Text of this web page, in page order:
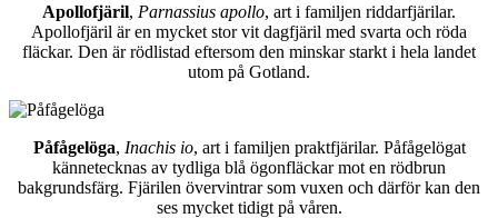
Apollofjäril, Parnassius apollo, art i familjen riddarfjärilar.
Apollofjäril är en mycket stor vit dagfjäril med svarta och röda
fläckar. Den är rödlistad eftersom den minskar starkt i hela landet
utom på Gotland.
Påfågelöga, Inachis io, art i familjen praktfjärilar. Påfågelögat
kännetecknas av tydliga blå ögonfläckar mot en rödbrun
bakgrundsfärg. Fjärilen övervintrar som vuxen och därför kan den
ses mycket tidigt på våren.